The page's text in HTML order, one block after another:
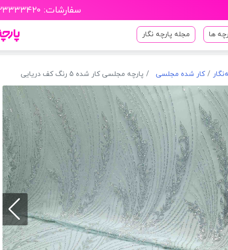
سفارشات: ۰۹۱۲۳۳۳۳۴۲۰ (از ۱۰/۳۰ الی ۲۰/۳۰)
ها مجله پارچه نگار
کار شده مجلسی پارچه مجلسی کار شده 5 رنگ کف دریایی